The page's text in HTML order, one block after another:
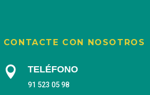
CONTACTE CON NOSOTROS
 TELÉFONO
91 523 05 98